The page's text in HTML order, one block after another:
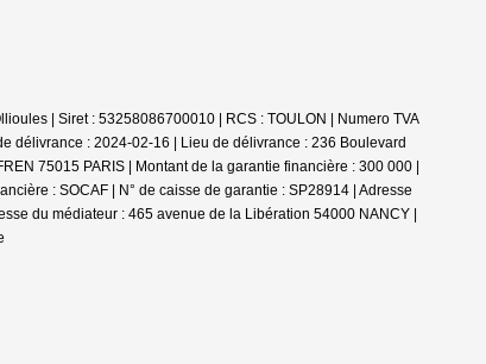
| Siret : 53258086700010 | RCS : TOULON | Numero TVA
délivrance : 2024-02-16 | Lieu de délivrance : 236 Boulevard
75015 PARIS | Montant de la garantie financière : 300 000 |
: SOCAF | N° de caisse de garantie : SP28914 | Adresse
du médiateur : 465 avenue de la Libération 54000 NANCY |